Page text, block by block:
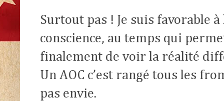
Surtout pas ! Je suis favorable à
conscience, au temps qui
finalement de voir la réalité
Un AOC c’est rangé tous les
pas envie.